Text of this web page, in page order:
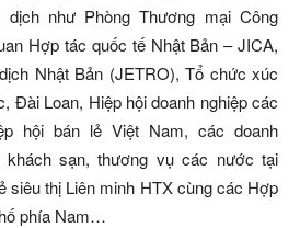
như Phòng Thương mại Công
Hợp tác quốc tế Nhật Bản – JICA,
Nhật Bản (JETRO), Tổ chức xúc
Đài Loan, Hiệp hội doanh nghiệp các
hội bán lẻ Việt Nam, các doanh
khách sạn, thương vụ các nước tại
siêu thị Liên minh HTX cùng các Hợp
phía Nam…